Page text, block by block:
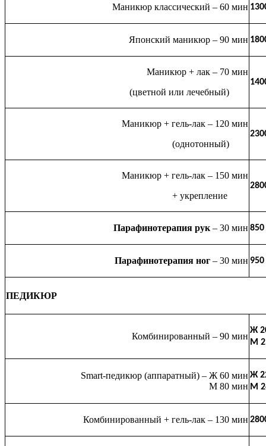
Маникюр классический – 60 мин
Японский маникюр – 90 мин
Маникюр + лак – 70 мин
(цветной или лечебный)
Маникюр + гель-лак – 120 мин
(однотонный)
Маникюр + гель-лак – 150 мин
+ укрепление
Парафинотерапия рук – 30 мин 850
Парафинотерапия ног – 30 мин 950
ПЕДИКЮР
Комбинированный – 90 мин
Ж
М
Smart-педикюр (аппаратный) – Ж 60 мин
М 80 мин
Ж
М
Комбинированный + гель-лак – 130 мин